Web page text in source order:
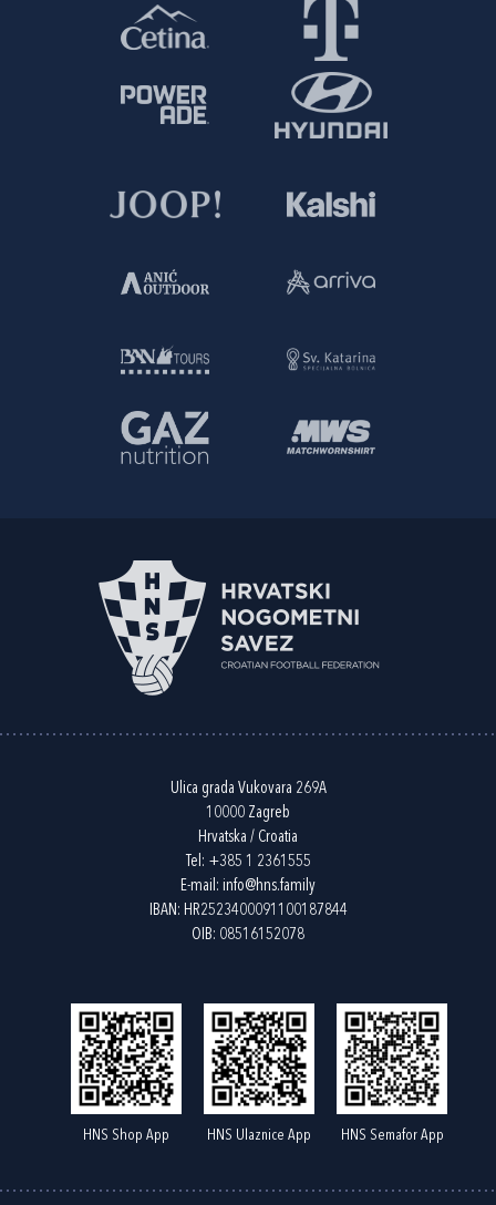
Ulica grada Vukovara 269A
10000 Zagreb
Hrvatska / Croatia
Tel: +385 1 2361555
E-mail: info@hns.family
IBAN: HR2523400091100187844
OIB: 08516152078
HNS Shop App HNS Ulaznice App HNS Semafor App